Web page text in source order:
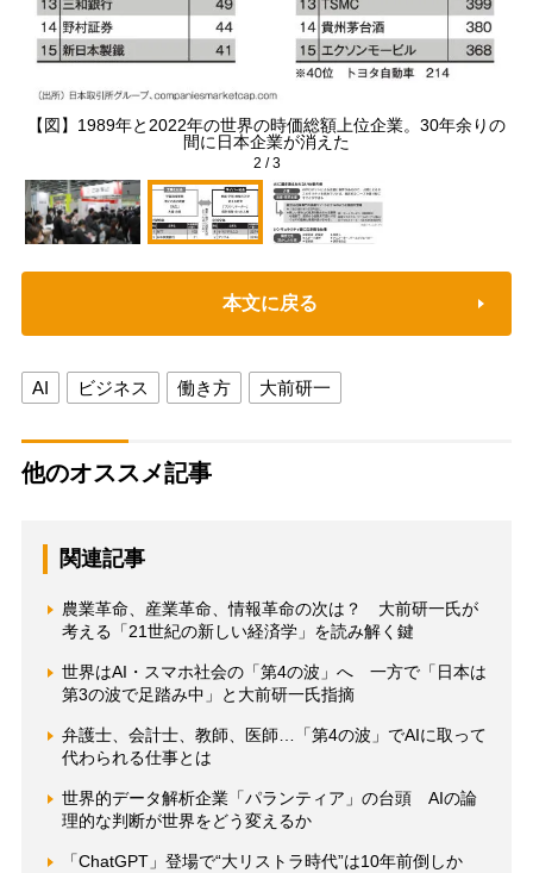
【図】1989年と2022年の世界の時価総額上位企業。30年余りの
間に日本企業が消えた
2 /3
本文に戻る
AI ビジネス 働き方 大前研一
他のオススメ記事
関連記事
農業革命、産業革命、情報革命の次は？ 大前研一氏が
考える「21世紀の新しい経済学」を読み解く鍵
世界はAI・スマホ社会の「第4の波」へ 一方で「日本は
第3の波で足踏み中」と大前研一氏指摘
弁護士、会計士、教師、医師…「第4の波」でAIに取って
代わられる仕事とは
世界的データ解析企業「パランティア」の台頭 AIの論
理的な判断が世界をどう変えるか
「ChatGPT」登場で“大リストラ時代”は10年前倒しか